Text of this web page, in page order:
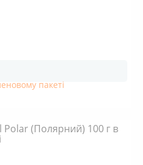
(Полярний) 100 г в